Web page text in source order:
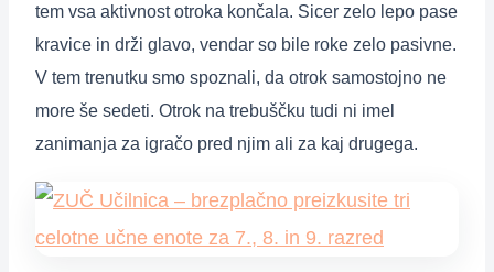
tem vsa aktivnost otroka končala. Sicer zelo lepo pase
kravice in drži glavo, vendar so bile roke zelo pasivne.
V tem trenutku smo spoznali, da otrok samostojno ne
more še sedeti. Otrok na trebuščku tudi ni imel
zanimanja za igračo pred njim ali za kaj drugega.